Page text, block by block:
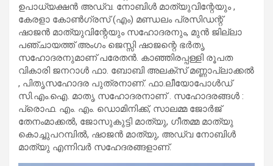
ഉപാധ്യക്ഷൻ അഡ്വ. നോബിൾ മാത്യുവിന്റേയും ,
കേരളാ കോൺഗ്രസ് (എം) മണ്ഡലം പ്രസിഡന്റ്
ഷാജൻ മാത്യുവിന്റേയും സഹോദരനും, മുൻ ജില്ലാ
പഞ്ചായത്ത് അംഗം ജെസ്സി ഷാജന്റെ ഭർതൃ
സഹോദരനുമാണ് പരേതൻ. കാഞ്ഞിരപ്പള്ളി രൂപത
വികാരി ജനറാൾ ഫാ. ബോബി അലക്സ് മണ്ണാപ്ലാക്കൽ
, പിതൃസഹോദര പുത്രനാണ്. ഫാ.ലീയോപോൾഡ്
സി.എം.ഐ. മാതൃ സഹോദരനാണ് . സഹോദരങ്ങൾ :
പ്രൊഫ. എം. എം. ഡൊമിനിക്ക്, സാലമ്മ ജോർജ്
തേനംമാക്കൽ, ജോസുകുട്ടി മാത്യു, ഗീതമ്മ മാത്യു
കൊച്ചുപറമ്പിൽ, ഷാജൻ മാത്യു, അഡ്വ നോബിൾ
മാത്യു എന്നിവർ സഹേദരങ്ങളാണ്.